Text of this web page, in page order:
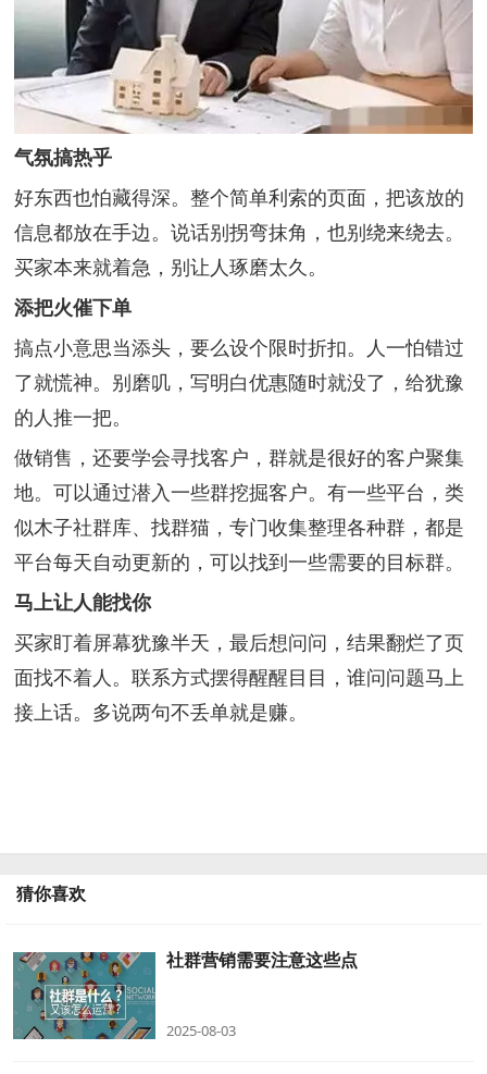
气氛搞热乎
好东西也怕藏得深。整个简单利索的页面，把该放的
信息都放在手边。说话别拐弯抹角，也别绕来绕去。
买家本来就着急，别让人琢磨太久。
添把火催下单
搞点小意思当添头，要么设个限时折扣。人一怕错过
了就慌神。别磨叽，写明白优惠随时就没了，给犹豫
的人推一把。
做销售，还要学会寻找客户，群就是很好的客户聚集
地。可以通过潜入一些群挖掘客户。有一些平台，类
似木子社群库、找群猫，专门收集整理各种群，都是
平台每天自动更新的，可以找到一些需要的目标群。
马上让人能找你
买家盯着屏幕犹豫半天，最后想问问，结果翻烂了页
面找不着人。联系方式摆得醒醒目目，谁问问题马上
接上话。多说两句不丢单就是赚。
猜你喜欢
社群营销需要注意这些点
2025-08-03